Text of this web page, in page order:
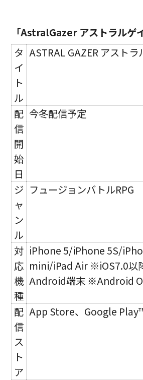
「AstralGazer アストラルゲ
タ
イ
ト
ル
ASTRAL GAZER アストラ
配
信
開
始
日
今冬配信予定
ジ
ャ
ン
ル
フュージョンバトルRPG
対
応
機
種
iPhone 5/iPhone 5S/
mini/iPad Air ※iOS7.0以
Android端末 ※Android
配
信
ス
ト
ア
App Store、Google